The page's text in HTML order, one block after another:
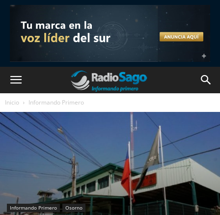
Inicio Informando Primero
Informando Primero Osorno